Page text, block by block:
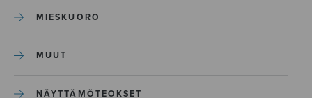
MIESKUORO
MUUT
NÄYTTÄMÖTEOKSET